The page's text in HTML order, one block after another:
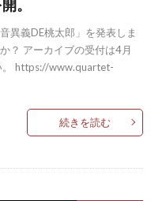
。
異義DE桃太郎」を発表しま
？ アーカイブの受付は4月
。 https://www.quartet-
続きを読む